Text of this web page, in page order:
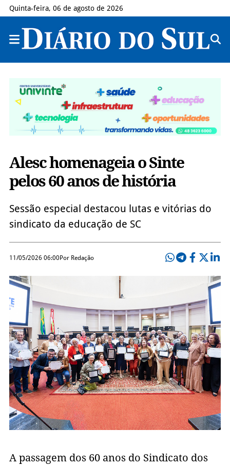
Quinta-feira, 06 de agosto de 2026
Alesc homenageia o Sinte
pelos 60 anos de história
Sessão especial destacou lutas e vitórias do
sindicato da educação de SC
11/05/2026 06:00Por Redação
A passagem dos 60 anos do Sindicato dos